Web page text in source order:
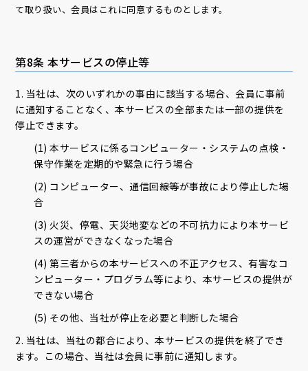
て取り扱い、会員はこれに同意するものとします。
第8条 本サービスの停止等
1. 当社は、次のいずれかの事由に該当する場合、会員に事前
に通知することなく、本サービスの全部または一部の提供を
停止できます。
(1) 本サービスに係るコンピューター・システムの点検・
保守作業を定期的や緊急に行う場合
(2) コンピューター、通信回線等が事故により停止した場
合
(3) 火災、停電、天災地変などの不可抗力により本サービ
スの運営ができなくなった場合
(4) 第三者からの本サービスへの不正アクセス、有害なコ
ンピューター・プログラム等により、本サービスの提供が
できない場合
(5) その他、当社が停止を必要と判断した場合
2. 当社は、当社の都合により、本サービスの提供を終了でき
ます。この場合、当社は会員に事前に通知します。